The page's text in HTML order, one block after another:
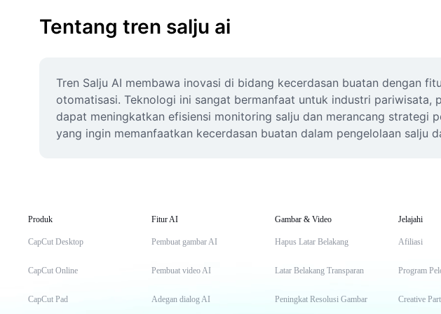
Tentang tren salju ai
Tren Salju AI membawa inovasi di bidang kecerdasan buatan dengan
otomatisasi. Teknologi ini sangat bermanfaat untuk industri pariwisata,
dapat meningkatkan efisiensi monitoring salju dan merancang strategi
yang ingin memanfaatkan kecerdasan buatan dalam pengelolaan salju
Produk
CapCut Desktop
CapCut Online
CapCut Pad
Fitur AI
Pembuat gambar AI
Pembuat video AI
Adegan dialog AI
Gambar & Video
Hapus Latar Belakang
Latar Belakang Transparan
Peningkat Resolusi Gambar
Jelajahi
Afiliasi
Program
Creative